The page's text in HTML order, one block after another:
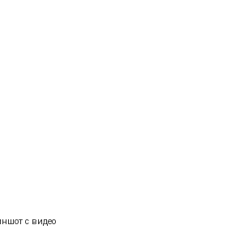
с видео